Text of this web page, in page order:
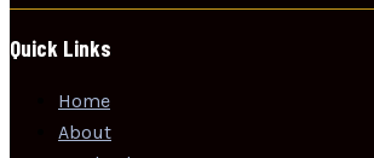
Quick Links
Home
About